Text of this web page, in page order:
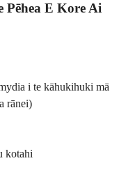
Pēhea E Kore Ai
i te kāhukihuki mā
rānei)
kotahi